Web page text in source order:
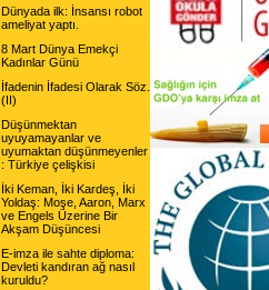
Dünyada ilk: İnsansı robot
ameliyat yaptı.
8 Mart Dünya Emekçi
Kadınlar Günü
İfadenin İfadesi Olarak Söz.
(II)
Düşünmektan
uyuyamayanlar ve
uyumaktan düşünmeyenler
: Türkiye çelişkisi
İki Keman, İki Kardeş, İki
Yoldaş: Moşe, Aaron, Marx
ve Engels Üzerine Bir
Akşam Düşüncesi
E-imza ile sahte diploma:
Devleti kandıran ağ nasıl
kuruldu?